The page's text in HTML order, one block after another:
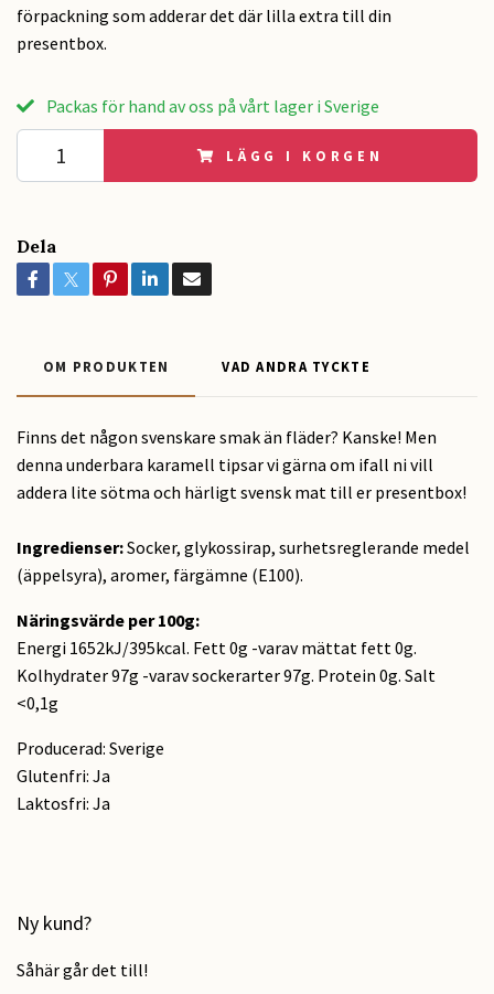
förpackning som adderar det där lilla extra till din
presentbox.
Packas för hand av oss på vårt lager i Sverige
LÄGG I KORGEN
Dela
OM PRODUKTEN VAD ANDRA TYCKTE
Finns det någon svenskare smak än fläder? Kanske! Men
denna underbara karamell tipsar vi gärna om ifall ni vill
addera lite sötma och härligt svensk mat till er presentbox!
Ingredienser:Socker, glykossirap, surhetsreglerande medel
(äppelsyra), aromer, färgämne (E100).
Näringsvärde per 100g:
Energi 1652kJ/395kcal. Fett 0g -varav mättat fett 0g.
Kolhydrater 97g -varav sockerarter 97g. Protein 0g. Salt
<0,1g
Producerad: Sverige
Glutenfri: Ja
Laktosfri: Ja
Ny kund?
Såhär går det till!